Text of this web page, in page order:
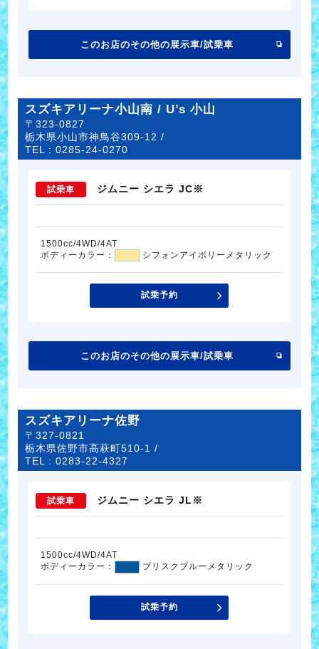
このお店のその他の展示車/試乗車
スズキアリーナ小山南 / U’s 小山
〒323-0827
栃木県小山市神鳥谷309-12 /
TEL :0285-24-0270
試乗車 ジムニー シエラ JC※
1500cc/4WD/4AT
ボディーカラー：
シフォンアイボリーメタリック
試乗予約
このお店のその他の展示車/試乗車
スズキアリーナ佐野
〒327-0821
栃木県佐野市高萩町510-1 /
TEL :0283-22-4327
試乗車 ジムニー シエラ JL※
1500cc/4WD/4AT
ボディーカラー：
ブリスクブルーメタリック
試乗予約